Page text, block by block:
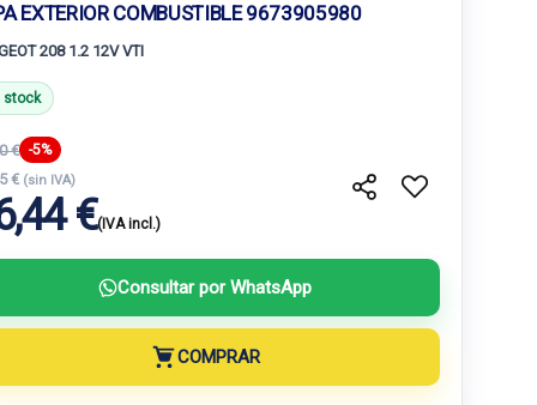
EXTERIOR COMBUSTIBLE 9673905980
208 1.2 12V VTI
stock
€ -5%
€ (sin IVA)
€(IVA incl.)
Consultar por WhatsApp
COMPRAR